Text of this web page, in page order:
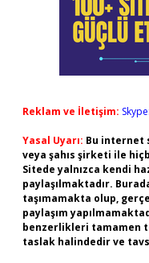
Reklam ve İletişim:
Yasal Uyarı: Bu internet
veya şahıs şirketi ile
Sitede yalnızca kendi
paylaşılmaktadır.
taşımamakta olup,
paylaşım
benzerlikleri tamamen
taslak halindedir ve